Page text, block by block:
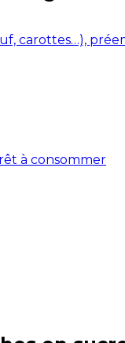
carottes…),
à consommer